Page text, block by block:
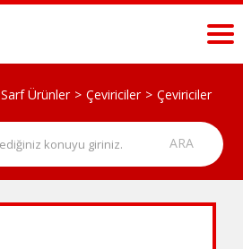
Sarf Ürünler Çeviriciler Çeviriciler